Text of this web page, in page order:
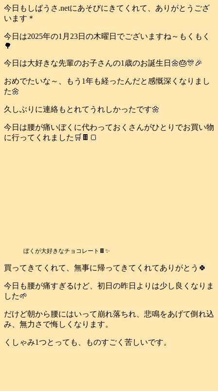
今日もしばうさ.netにあそびにきてくれて、ありがとうござ
います＊
今日は2025年の1月23日の木曜日でございますね～もくもく
🌳
今日は大好きな先輩のお子さんの1歳のお誕生日🌼🎂🎊🎉
おめでたいな～、もう1年も経ったんだと感慨深くなりまし
た🌼
久しぶりに連絡もとれてうれしかったです🌼
今日は腰が痛いぼくに代わっておくさんがひとりでお買い物
に行ってくれました🛒🍫🍞
ぼくが大好きなチョコレート🍫✨
買ってきてくれて、無事に帰ってきてくれてありがとう🍀
今日も腰が痛すぎるけど、初日の昨日よりは少し良くなりま
した🌱
だけど朝から腰にはいって崩れ落ちれ、悲鳴をあげて倒れ込
み、無力さで悔しくなります。
くしゃみ1つとっても、ものすごく苦しいです。